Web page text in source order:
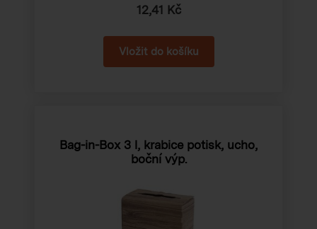
12,41 Kč
Bag-in-Box 3 l, krabice potisk, ucho,
boční výp.